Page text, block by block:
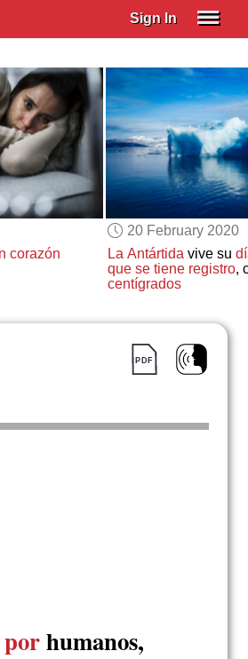
Sign In
corazón
20 February 2020
La Antártidavive su
que se tiene registro,
centígrados
porhumanos,